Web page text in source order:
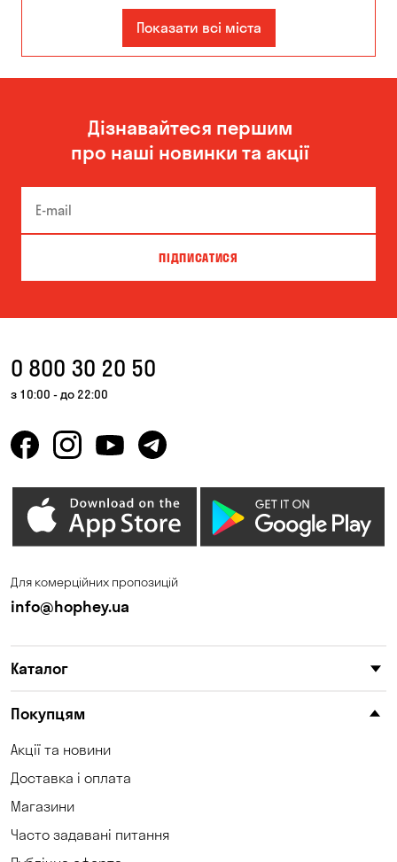
Запоріжжя
Київ Кропивницький
Олександрівка Чорноморськ
Показати всі міста
Дізнавайтеся першим
про наші новинки та акції
ПІДПИСАТИСЯ
0 800 30 20 50
з 10:00 - до 22:00
Для комерційних пропозицій
info@hophey.ua
Каталог
Покупцям
Акції та новини
Доставка і оплата
Магазини
Часто задавані питання